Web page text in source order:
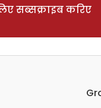
सब्सक्राइब करिए